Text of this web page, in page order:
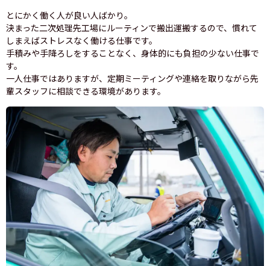
とにかく働く人が良い人ばかり。
決まった二次処理先工場にルーティンで搬出運搬するので、慣れて
しまえばストレスなく働ける仕事です。
手積みや手降ろしをすることなく、身体的にも負担の少ない仕事で
す。
一人仕事ではありますが、定期ミーティングや連絡を取りながら先
輩スタッフに相談できる環境があります。